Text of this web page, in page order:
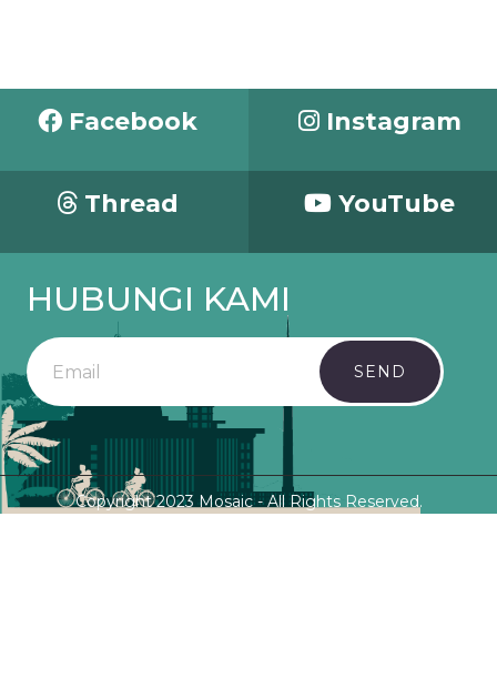
Facebook Instagram
Thread YouTube
HUBUNGI KAMI
SEND
Copyright 2023 Mosaic - All Rights Reserved.